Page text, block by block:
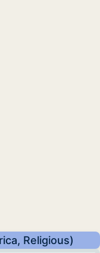
Religious)